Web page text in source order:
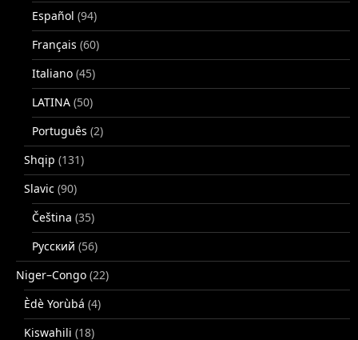
Español (94)
Français (60)
Italiano (45)
LATINA (50)
Português (2)
Shqip (131)
Slavic (90)
Čeština (35)
Русский (56)
Niger–Congo (22)
Èdè Yorùbá (4)
Kiswahili (18)